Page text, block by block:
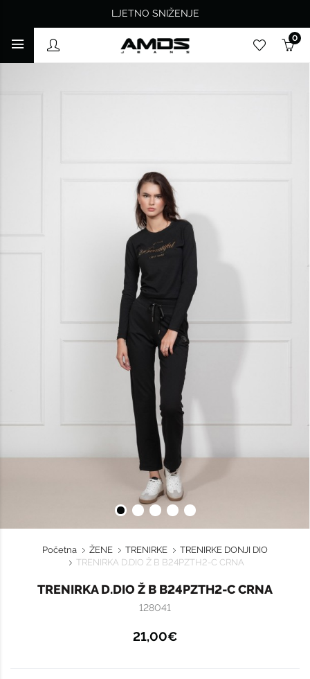
LJETNO SNIŽENJE
0
Početna ŽENE TRENIRKE
TRENIRKE DONJI DIO
TRENIRKA D.DIO Ž B B24PZTH2-C CRNA
TRENIRKA D.DIO Ž B B24PZTH2-C CRNA
128041
21,00€